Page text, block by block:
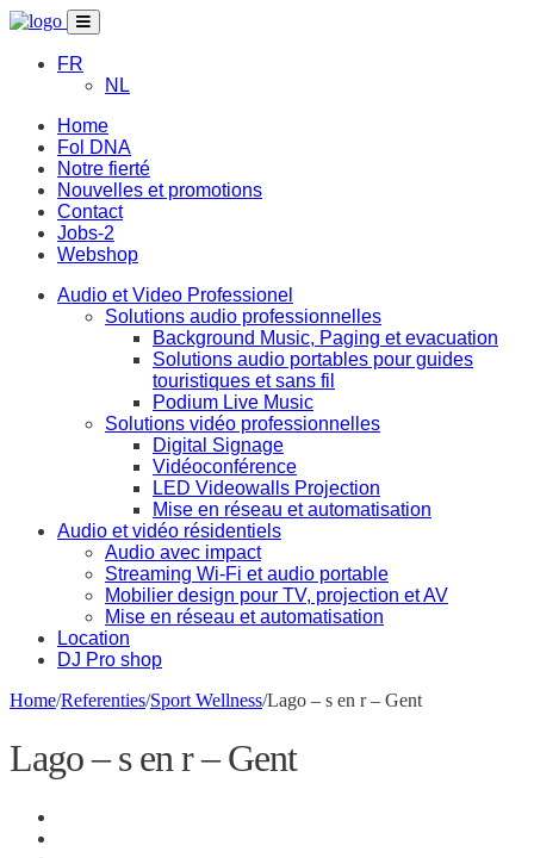
FR
NL
Home
Fol DNA
Notre fierté
Nouvelles et promotions
Contact
Jobs-2
Webshop
Audio et Video Professionel
Solutions audio professionnelles
Background Music, Paging et evacuation
Solutions audio portables pour guides
touristiques et sans fil
Podium Live Music
Solutions vidéo professionnelles
Digital Signage
Vidéoconférence
LED Videowalls Projection
Mise en réseau et automatisation
Audio et vidéo résidentiels
Audio avec impact
Streaming Wi-Fi et audio portable
Mobilier design pour TV, projection et AV
Mise en réseau et automatisation
Location
DJ Pro shop
Home/Referenties/Sport Wellness/Lago – s en r – Gent
Lago – s en r – Gent